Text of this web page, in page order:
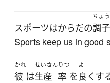
スポーツはからだの
ちょ
調子
Sports keep us in good
かれ
彼 は
せいさん
生産
りつ
率 を
よ
良く す